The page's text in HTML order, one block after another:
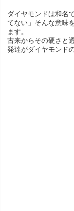
ダイヤモンドは和名
てない」そんな意味
ます。
古来からその硬さと
発達がダイヤモンド